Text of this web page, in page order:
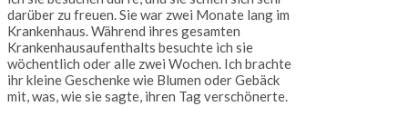
darüber zu freuen. Sie war zwei Monate lang im
Krankenhaus. Während ihres gesamten
Krankenhausaufenthalts besuchte ich sie
wöchentlich oder alle zwei Wochen. Ich brachte
ihr kleine Geschenke wie Blumen oder Gebäck
mit, was, wie sie sagte, ihren Tag verschönerte.